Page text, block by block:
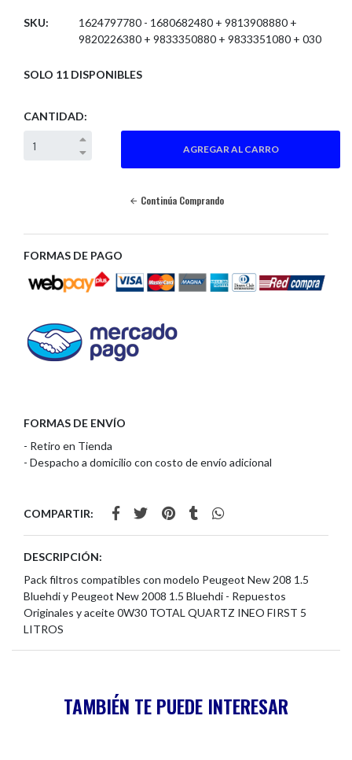
SKU:
1624797780 - 1680682480 + 9813908880 +
9820226380 + 9833350880 + 9833351080 + 030
SOLO 11 DISPONIBLES
CANTIDAD:
Continúa Comprando
FORMAS DE PAGO
FORMAS DE ENVÍO
- Retiro en Tienda
- Despacho a domicilio con costo de envío adicional
COMPARTIR:
DESCRIPCIÓN:
Pack filtros compatibles con modelo Peugeot New 208 1.5
Bluehdi y Peugeot New 2008 1.5 Bluehdi - Repuestos
Originales y aceite 0W30 TOTAL QUARTZ INEO FIRST 5
LITROS
TAMBIÉN TE PUEDE INTERESAR